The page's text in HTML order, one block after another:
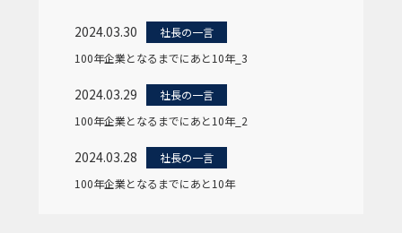
2024.03.30
社長の一言
100年企業となるまでにあと10年_3
2024.03.29
社長の一言
100年企業となるまでにあと10年_2
2024.03.28
社長の一言
100年企業となるまでにあと10年